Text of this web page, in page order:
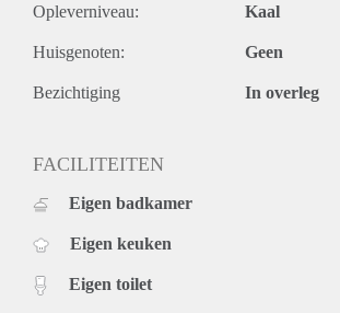
Opleverniveau: Kaal
Huisgenoten: Geen
Bezichtiging In overleg
FACILITEITEN
Eigen badkamer
Eigen keuken
Eigen toilet